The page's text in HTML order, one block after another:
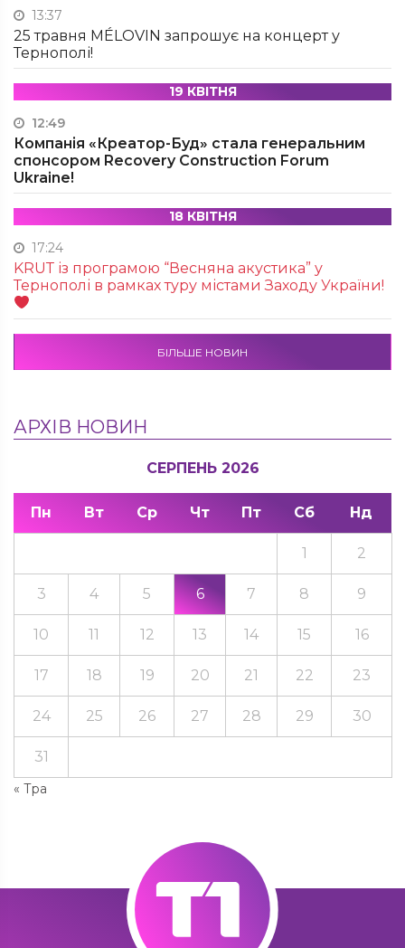
13:37
25 травня MÉLOVIN запрошує на концерт у
Тернополі!
19 КВІТНЯ
12:49
Компанія «Креатор-Буд» стала генеральним
спонсором Recovery Construction Forum
Ukraine!
18 КВІТНЯ
17:24
KRUТ із програмою “Весняна акустика” у
Тернополі в рамках туру містами Заходу України!
БІЛЬШЕ НОВИН
АРХІВ НОВИН
СЕРПЕНЬ 2026
Пн Вт Ср Чт Пт Сб Нд
« Тра
1 2
3 4 5 6 7 8 9
10 11 12 13 14 15 16
17 18 19 20 21 22 23
24 25 26 27 28 29 30
31